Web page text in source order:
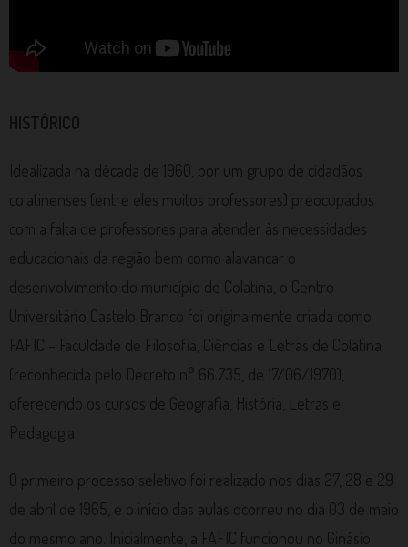
HISTÓRICO
Idealizada na década de 1960, por um grupo de cidadãos
colatinenses (entre eles muitos professores) preocupados
com a falta de professores para atender às necessidades
educacionais da região bem como alavancar o
desenvolvimento do município de Colatina, o Centro
Universitário Castelo Branco foi originalmente criada como
FAFIC – Faculdade de Filosofia, Ciências e Letras de Colatina
(reconhecida pelo Decreto n° 66.735, de 17/06/1970),
oferecendo os cursos de Geografia, História, Letras e
Pedagogia.
O primeiro processo seletivo foi realizado nos dias 27, 28 e 29
de abril de 1965, e o início das aulas ocorreu no dia 03 de maio
do mesmo ano. Inicialmente, a FAFIC funcionou no Ginásio